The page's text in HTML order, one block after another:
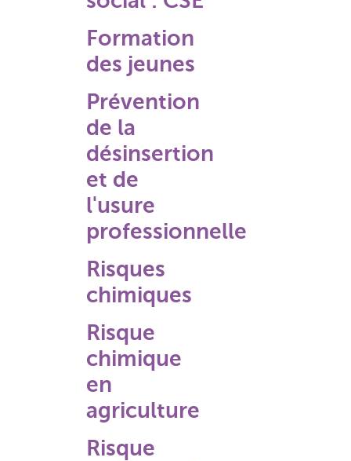
Formation
des jeunes
Prévention
de la
désinsertion
et de
l'usure
professionnelle
Risques
chimiques
Risque
chimique
en
agriculture
Risque